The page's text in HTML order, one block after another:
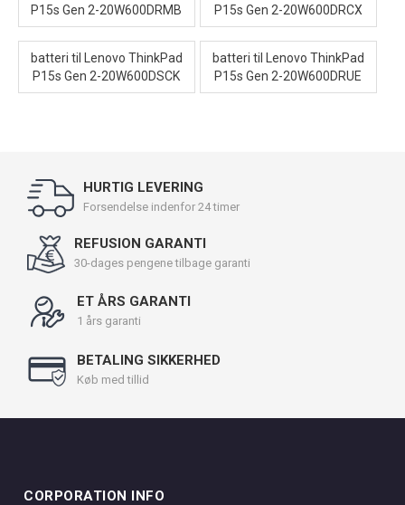
P15s Gen 2-20W600DRMB
P15s Gen 2-20W600DRCX
batteri til Lenovo ThinkPad
P15s Gen 2-20W600DSCK
batteri til Lenovo ThinkPad
P15s Gen 2-20W600DRUE
HURTIG LEVERING
Forsendelse indenfor 24 timer
REFUSION GARANTI
30-dages pengene tilbage garanti
ET ÅRS GARANTI
1 års garanti
BETALING SIKKERHED
Køb med tillid
CORPORATION INFO